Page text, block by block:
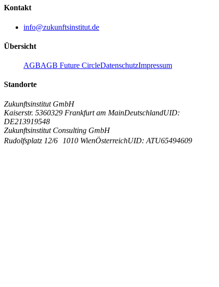
Kontakt
info@zukunftsinstitut.de
Übersicht
AGBAGB Future CircleDatenschutzImpressum
Standorte
Zukunftsinstitut GmbH
Kaiserstr. 5360329 Frankfurt am MainDeutschlandUID:
DE213919548
Zukunftsinstitut Consulting GmbH
Rudolfsplatz 12/6
1010 WienÖsterreichUID: ATU65494609